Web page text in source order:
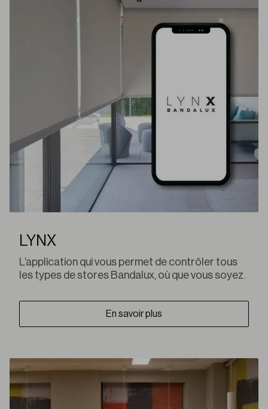
LYNX
L’application qui vous permet de contrôler tous
les types de stores Bandalux, où que vous soyez.
En savoir plus